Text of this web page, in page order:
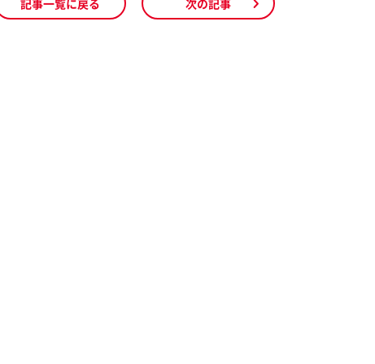
記事一覧に戻る 次の記事